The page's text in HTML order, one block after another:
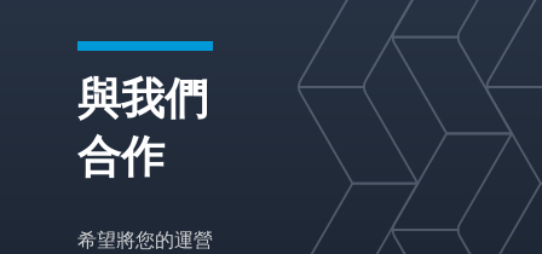
使用壽
命，並
提高最
苛刻行
業的系
統的整
體耐用
性。
與我們
合作
希望將您的運營